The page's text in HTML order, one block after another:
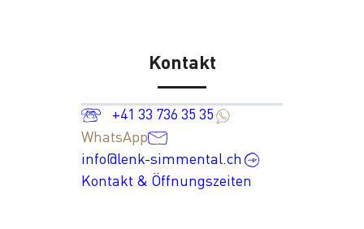
Kontakt
+41 33 736 35 35
WhatsApp
info@lenk-simmental.ch
Kontakt & Öffnungszeiten